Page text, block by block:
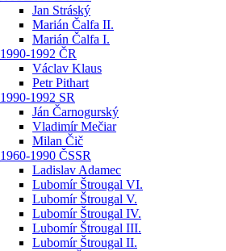
Jan Stráský
Marián Čalfa II.
Marián Čalfa I.
1990-1992 ČR
Václav Klaus
Petr Pithart
1990-1992 SR
Ján Čarnogurský
Vladimír Mečiar
Milan Čič
1960-1990 ČSSR
Ladislav Adamec
Lubomír Štrougal VI.
Lubomír Štrougal V.
Lubomír Štrougal IV.
Lubomír Štrougal III.
Lubomír Štrougal II.